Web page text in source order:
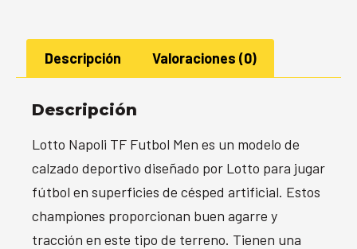
Descripción Valoraciones (0)
Descripción
Lotto Napoli TF Futbol Men es un modelo de
calzado deportivo diseñado por Lotto para jugar
fútbol en superficies de césped artificial. Estos
championes proporcionan buen agarre y
tracción en este tipo de terreno. Tienen una